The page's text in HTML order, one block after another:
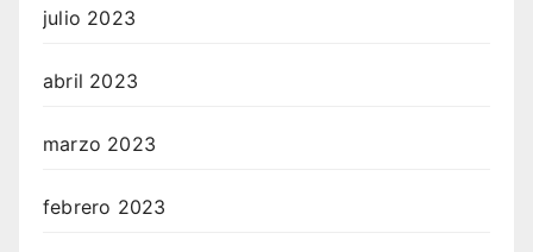
julio 2023
abril 2023
marzo 2023
febrero 2023